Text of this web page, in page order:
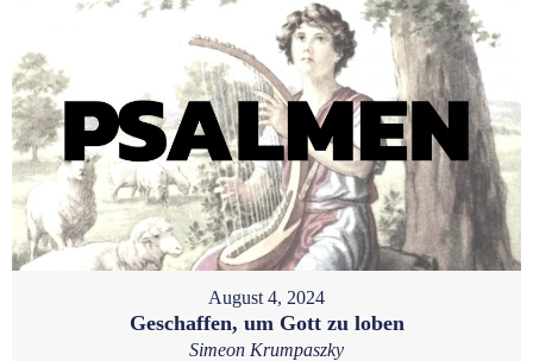
August 4, 2024
Geschaffen, um Gott zu loben
Simeon Krumpaszky